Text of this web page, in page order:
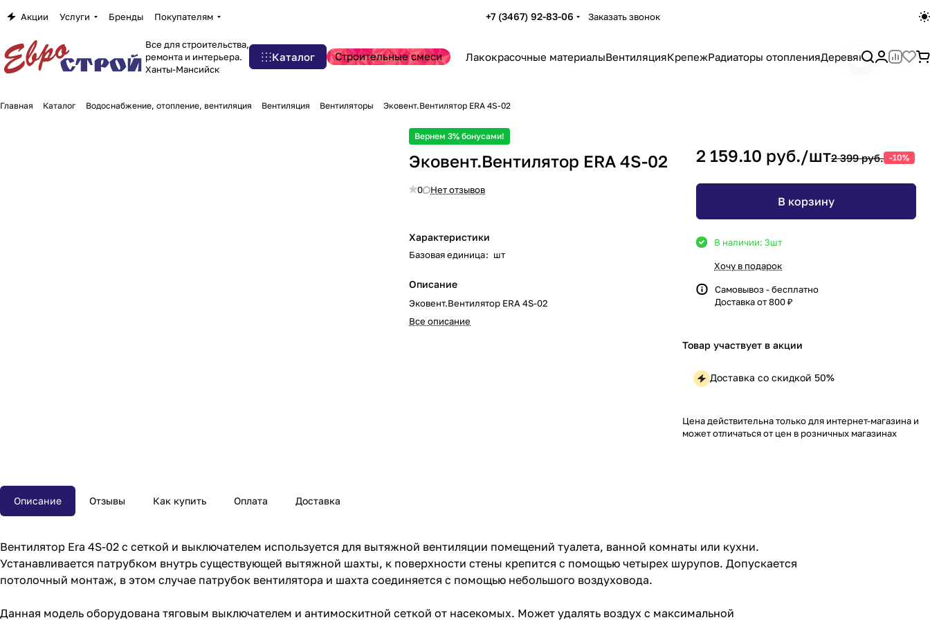
Акции Услуги Бренды Покупателям +7 (3467) 92-83-06 Заказать звонок
Все для строительства,
ремонта и интерьера.
Ханты-Мансийск
Каталог Строительные смеси Лакокрасочные материалыВентиляцияКрепежРадиаторы отопленияДеревянный
Главная Каталог Водоснабжение, отопление, вентиляция Вентиляция Вентиляторы Эковент.Вентилятор ERA 4S-02
Вернем 3% бонусами!
Эковент.Вентилятор ERA 4S-02
0 Нет отзывов
Характеристики
Базовая единица: шт
Описание
Эковент.Вентилятор ERA 4S-02
Все описание
2 159.10 руб./шт2 399 руб. -10%
В корзину
В наличии: 3шт
Хочу в подарок
Самовывоз - бесплатно
Доставка от 800 ₽
Товар участвует в акции
Доставка со скидкой 50%
Цена действительна только для интернет-магазина и
может отличаться от цен в розничных магазинах
Описание Отзывы Как купить Оплата Доставка
Вентилятор Era 4S-02 с сеткой и выключателем используется для вытяжной вентиляции помещений туалета, ванной комнаты или кухни.
Устанавливается патрубком внутрь существующей вытяжной шахты, к поверхности стены крепится с помощью четырех шурупов. Допускается
потолочный монтаж, в этом случае патрубок вентилятора и шахта соединяется с помощью небольшого воздуховода.
Данная модель оборудована тяговым выключателем и антимоскитной сеткой от насекомых. Может удалять воздух с максимальной